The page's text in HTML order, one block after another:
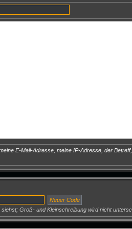
E-Mail-Adresse, meine IP-Adresse, der
Groß- und Kleinschreibung wird nicht